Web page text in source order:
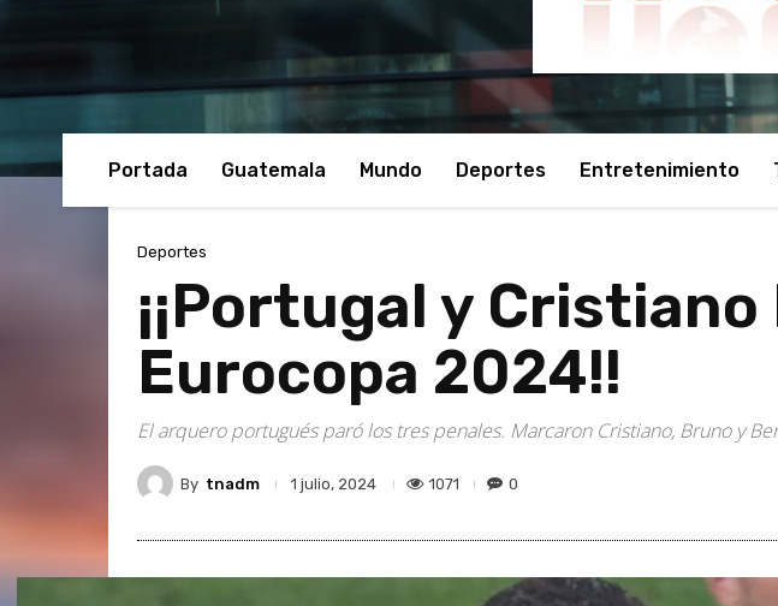
Portada Guatemala Mundo Deportes Entretenimiento
Deportes
¡¡Portugal y
Eurocopa 2024!!
El arquero portugués paró los tres penales. Marcaron Cristiano, Bruno y
By tnadm 1 julio, 2024 1071 0